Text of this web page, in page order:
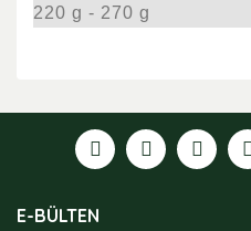
220 g - 270 g
formunu kullanarak
Görüş ve önerileriniz için
Ürün açıklamasında eksik
E-BÜLTEN